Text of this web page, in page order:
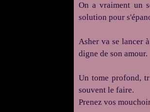
On a vraiment un
solution pour
Asher va se lancer
digne de son amour.
Un tome profond,
souvent le faire.
Prenez vos